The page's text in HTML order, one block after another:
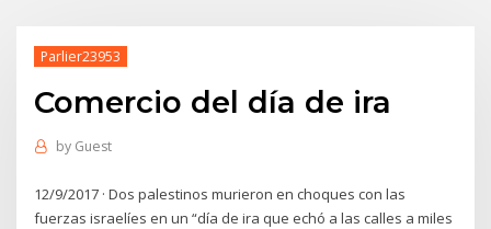
Parlier23953
Comercio del día de ira
by Guest
12/9/2017 · Dos palestinos murieron en choques con las
fuerzas israelíes en un “día de ira que echó a las calles a miles